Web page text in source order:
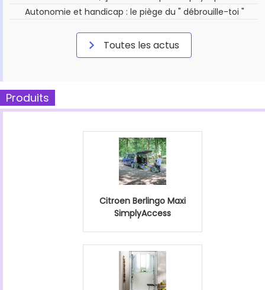
Autonomie et handicap : le piège du " débrouille-toi "
Toutes les actus
Produits
Citroen Berlingo Maxi
SimplyAccess